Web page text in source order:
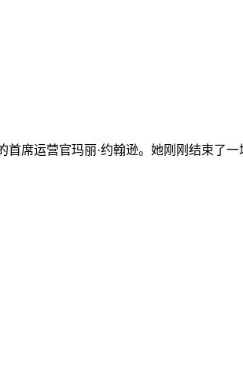
首席运营官玛丽·约翰逊。她刚刚结束了